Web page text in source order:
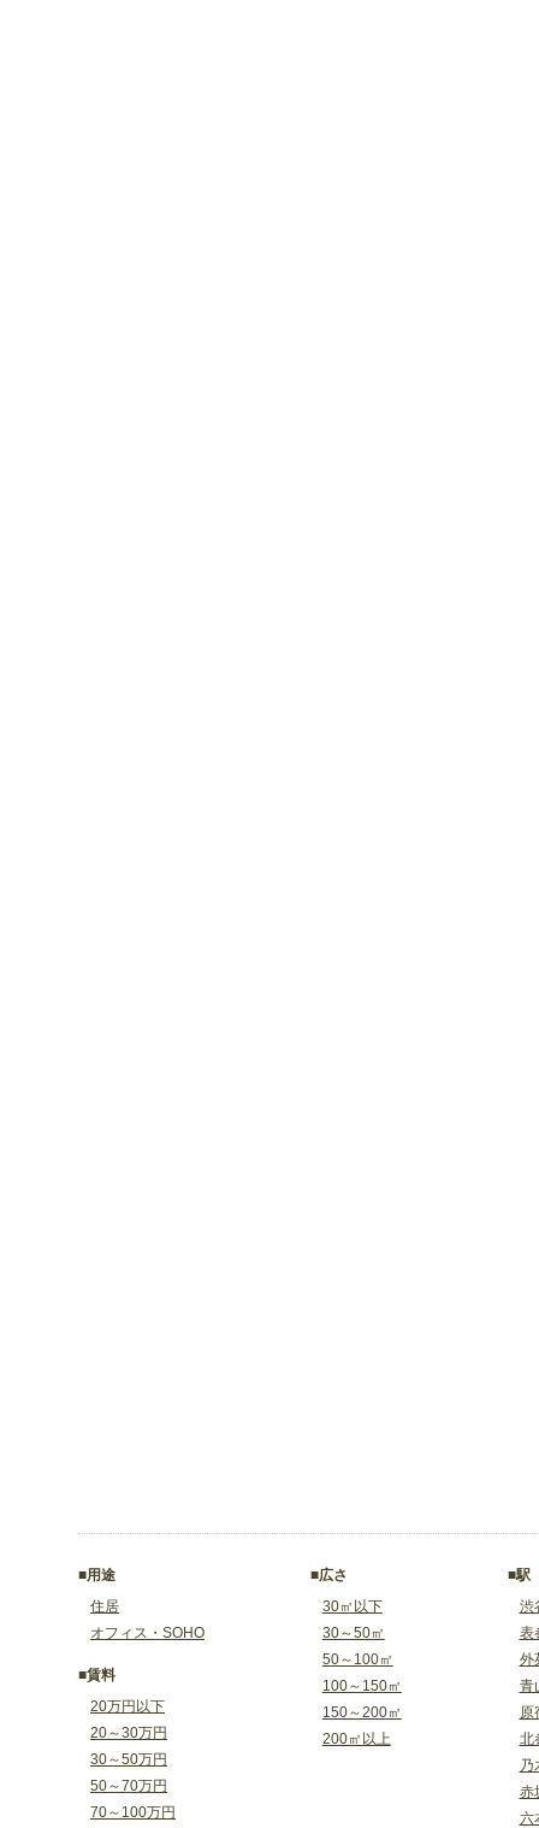
■用途
住居
オフィス・SOHO
■賃料
20万円以下
20～30万円
30～50万円
50～70万円
70～100万円
■広さ
30㎡以下
30～50㎡
50～100㎡
100～150㎡
150～200㎡
200㎡以上
■駅
渋
表
外
青
原
北
乃
赤
六